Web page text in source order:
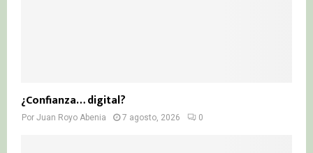
¿Confianza… digital?
Por Juan Royo Abenia 7 agosto, 2026 0